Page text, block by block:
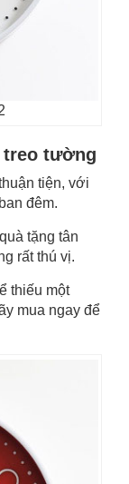
treo tường
tiện, với
đêm.
tặng tân
rất thú vị.
thiếu một
mua ngay để